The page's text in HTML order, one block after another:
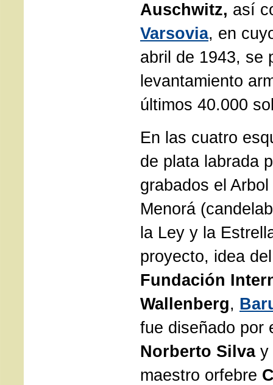
Auschwitz, así
Varsovia, en
abril de 1943, se
levantamiento
últimos 40.000
En las cuatro
de plata labrada
grabados el
Menorá
la Ley y la
proyecto, idea
Fundación
Wallenberg,
fue diseñado por
Norberto Silvay
maestro orfebre